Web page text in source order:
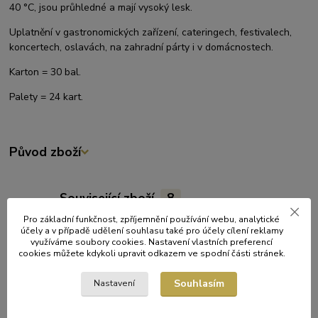
40 °C, jsou průhledné a mají vysoký lesk.
Uplatnění v gastronomických zařízení, cateringech, festivalech,
koncertech, oslavách, na zahradní párty i v domácnostech.
Karton = 30 bal.
Palety = 24 kart.
Původ zboží
Související zboží 8
Pro základní funkčnost, zpříjemnění používání webu, analytické
účely a v případě udělení souhlasu také pro účely cílení reklamy
využíváme soubory cookies. Nastavení vlastních preferencí
cookies můžete kdykoli upravit odkazem ve spodní části stránek.
Nastavení Souhlasím